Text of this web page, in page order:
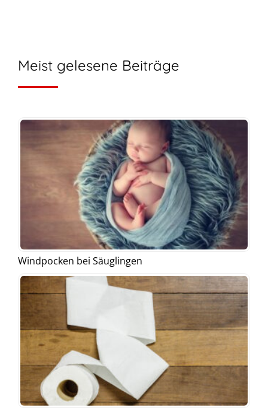
Meist gelesene Beiträge
Windpocken bei Säuglingen